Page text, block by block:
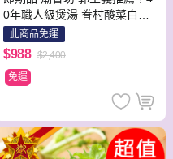
0年職人級煲湯 眷村酸菜白肉
鍋4入組
此商品免運
$988 $2,400
免運